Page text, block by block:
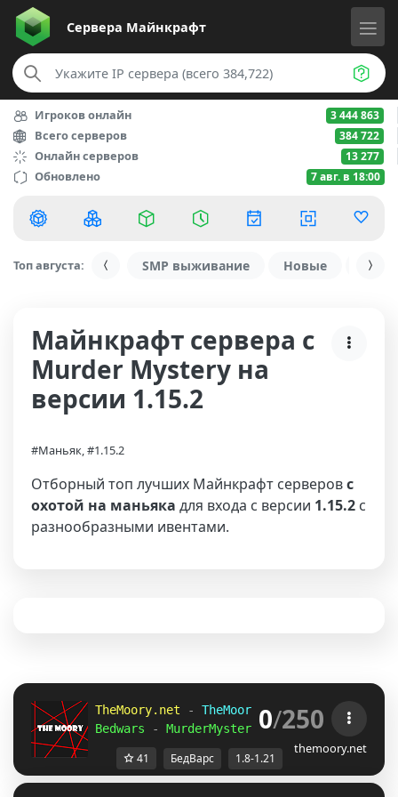
Сервера Майнкрафт
Игроков онлайн 3 444 863
Всего серверов 384 722
Онлайн серверов 13 277
Обновлено 7 авг. в 18:00
Топ августа: SMP выживание Новые С
Майнкрафт сервера с
Murder Mystery на
версии 1.15.2
#Маньяк, #1.15.2
Отборный топ лучших Майнкрафт серверовс
охотой на маньяка для входа с версии 1.15.2 с
разнообразными ивентами.
TheMoory.net - TheMoory Network
1.8-
Bedwars
- MurderMystery - Skywars »
0/250
themoory.net
41 БедВарс 1.8-1.21